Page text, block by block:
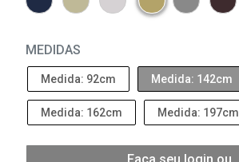
MEDIDAS
Medida: 92cm Medida: 142cm
Medida: 162cm Medida: 197cm